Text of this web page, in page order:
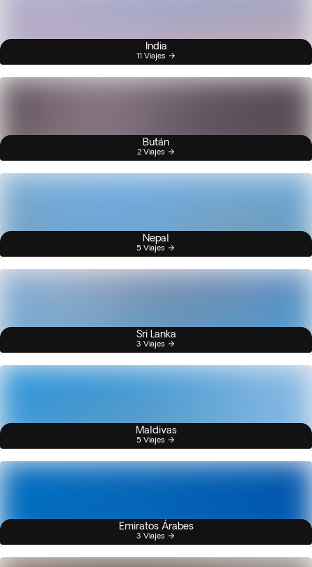
India
11 Viajes
Bután
2 Viajes
Nepal
5 Viajes
Sri Lanka
3 Viajes
Maldivas
5 Viajes
Emiratos Árabes
3 Viajes